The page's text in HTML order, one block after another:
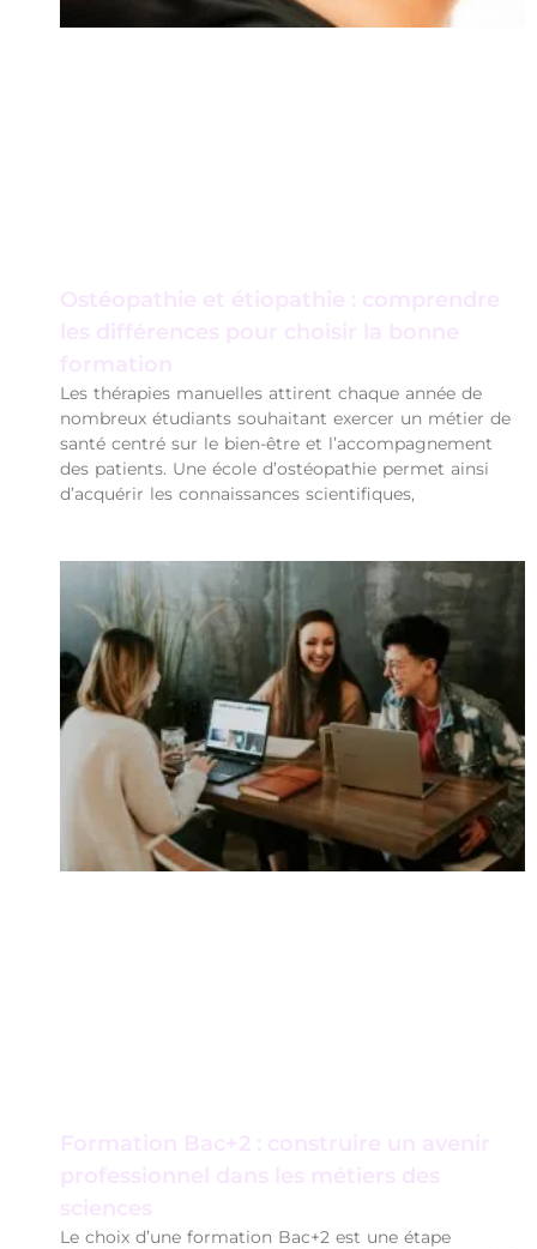
Ostéopathie et étiopathie : comprendre
les différences pour choisir la bonne
formation
Les thérapies manuelles attirent chaque année de
nombreux étudiants souhaitant exercer un métier de
santé centré sur le bien-être et l’accompagnement
des patients. Une école d’ostéopathie permet ainsi
d’acquérir les connaissances scientifiques,
Formation Bac+2 : construire un avenir
professionnel dans les métiers des
sciences
Le choix d’une formation Bac+2 est une étape